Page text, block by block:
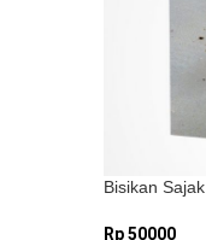
Bisikan Sajak
Rp50000